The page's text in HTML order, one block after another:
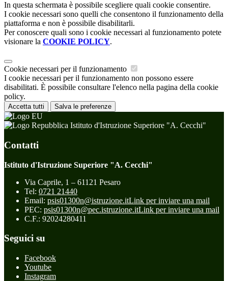
In questa schermata è possibile scegliere quali cookie consentire.
I cookie necessari sono quelli che consentono il funzionamento della
piattaforma e non è possibile disabilitarli.
Per conoscere quali sono i cookie necessari al funzionamento potete
visionare la COOKIE POLICY.
Cookie necessari per il funzionamento
I cookie necessari per il funzionamento non possono essere
disabilitati. È possibile consultare l'elenco nella pagina della cookie
policy.
Accetta tutti Salva le preferenze
Istituto d'Istruzione Superiore "A. Cecchi"
Contatti
Istituto d'Istruzione Superiore "A. Cecchi"
Via Caprile, 1 – 61121 Pesaro
Tel: 0721 21440
Email: psis01300n@istruzione.itLink per inviare una mail
PEC: psis01300n@pec.istruzione.itLink per inviare una mail
C.F.: 92024280411
Seguici su
Facebook
Youtube
Instagram